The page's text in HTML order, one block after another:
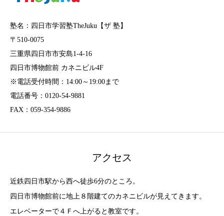
塾名：四日市学習塾TheJuku【ザ 塾】
〒510-0075
三重県四日市市安島1-4-16
四日市博物館前 カネニビル4F
※電話受付時間：14:00～19:00まで
電話番号：0120-54-9881
FAX：059-354-9886
アクセス
近鉄四日市駅から西へ徒歩6分のところ。
四日市博物館前に地上８階建てのカネニビルが見えてきます。
エレベーターで４Ｆへ上がると教室です。